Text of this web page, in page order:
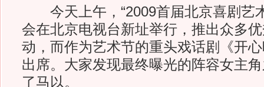
今天上午，“2009首届北京喜剧艺
会在北京电视台新址举行，推出众多
动，而作为艺术节的重头戏话剧《开
出席。大家发现最终曝光的阵容女主
了马以。